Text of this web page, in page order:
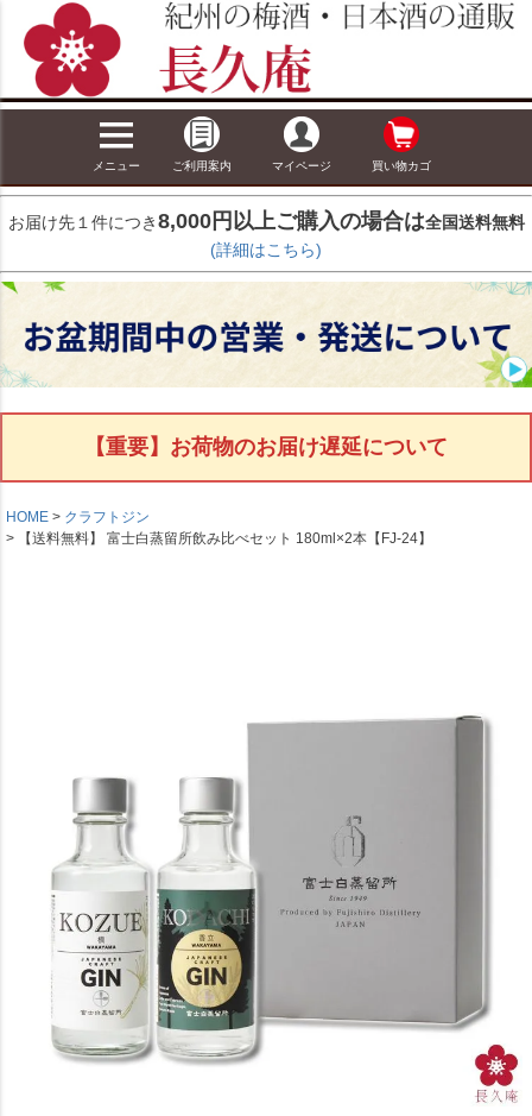
メニュー ご利用案内 マイページ 買い物カゴ
お届け先１件につき8,000円以上ご購入の場合は全国送料無料
(詳細はこちら)
【重要】お荷物のお届け遅延について
HOME
クラフトジン
【送料無料】 富士白蒸留所飲み比べセット 180ml×2本【FJ-24】